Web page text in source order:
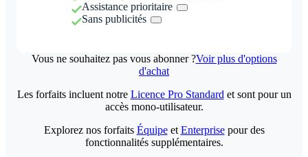
Assistance prioritaire
Sans publicités
Vous ne souhaitez pas vous abonner ?Voir plus d'options
d'achat
Les forfaits incluent notre Licence Pro Standard et sont pour un
accès mono-utilisateur.
Explorez nos forfaits Équipeet Enterprisepour des
fonctionnalités supplémentaires.